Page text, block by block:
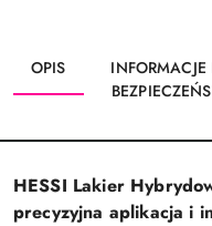
OPIS
INFORMACJE
HESSI Lakier
precyzyjna aplikacja i